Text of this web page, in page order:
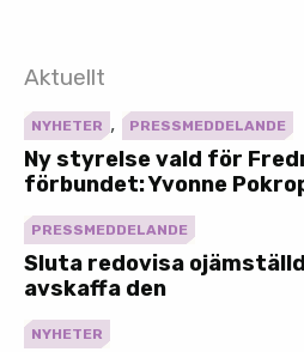
Aktuellt
NYHETER , PRESSMEDDELANDE
Ny styrelse vald för
förbundet: Yvonne
PRESSMEDDELANDE
Sluta redovisa
avskaffa den
NYHETER